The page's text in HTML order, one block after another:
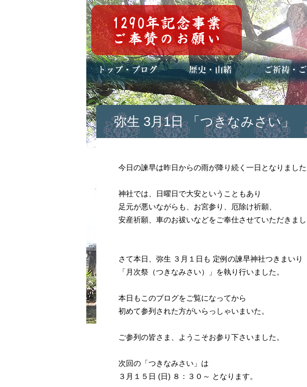
トップページ
ブログ(日々八百万)
お知らせ一覧 歴史・ご祭神
年中行事
メディア掲載 ご祈祷・ご
安産祈願
初宮参り
七五三詣
長寿のお祝い
神前結婚式
厄祓い・方位
車のお祓い
地鎮祭
神葬祭（神
弥生 3月1日 「つきなみさい」
今日の諫早は昨日からの雨が降り続く一日となりました
神社では、日曜日で大安ということもあり
足元が悪いながらも、お宮参り、厄除け祈願、
安産祈願、車のお祓いなどをご奉仕させていただきまし
さて本日、弥生 ３月１日も 定例の諫早神社つきまいり
「月次祭（つきなみさい）」を執り行いました。
本日もこのブログをご覧になってから
初めて参列された方がいらっしゃいまいた。
ご参列の皆さま、ようこそお参り下さいました。
次回の「つきなみさい」は
３月１５日 (日) ８：３０～ となります。